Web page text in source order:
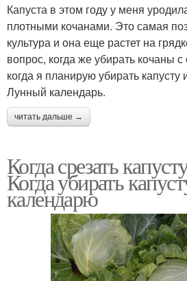
Капуста в этом году у меня
плотными кочанами. Это самая
культура и она еще растет на
вопрос, когда же убирать кочаны
когда я планирую убирать
Лунный календарь.
читать дальше →
Когда срезать
Когда убирать
календарю